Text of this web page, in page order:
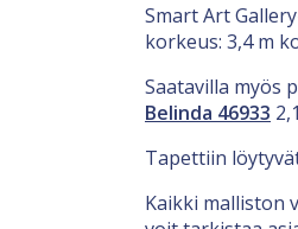
Smart Art
korkeus: 3,4 m
Saatavilla myös
Belinda 46933
Tapettiin
Kaikki malliston